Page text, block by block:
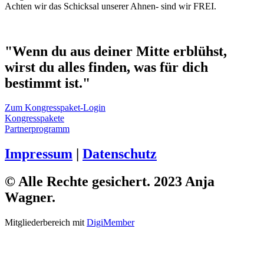
Achten wir das Schicksal unserer Ahnen- sind wir FREI.
"Wenn du aus deiner Mitte erblühst,
wirst du alles finden, was für dich
bestimmt ist."
Zum Kongresspaket-Login
Kongresspakete
Partnerprogramm
Impressum
Datenschutz
© Alle Rechte gesichert. 2023 Anja
Wagner.
Mitgliederbereich mit DigiMember